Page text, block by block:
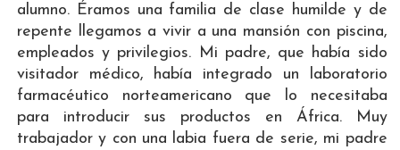
alumno. Éramos una familia de clase humilde y de
repente llegamos a vivir a una mansión con piscina,
empleados y privilegios. Mi padre, que había sido
visitador médico, había integrado un laboratorio
farmacéutico norteamericano que lo necesitaba
para introducir sus productos en África. Muy
trabajador y con una labia fuera de serie, mi padre